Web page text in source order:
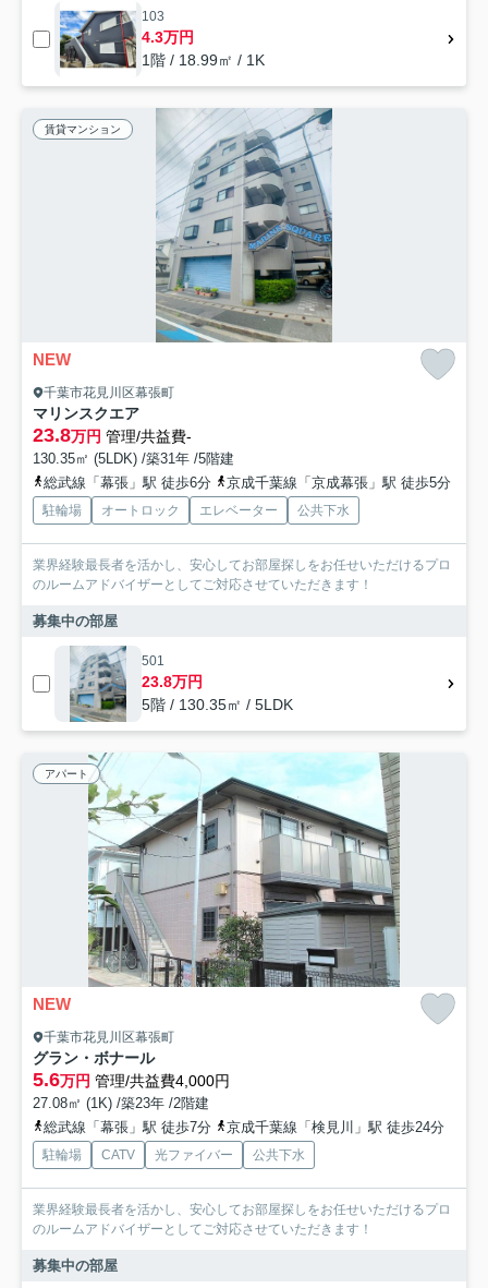
103
4.3万円
1階 / 18.99㎡ / 1K
賃貸マンション
NEW
千葉市花見川区幕張町
マリンスクエア
23.8万円 管理/共益費-
130.35㎡ (5LDK) /築31年 /5階建
総武線「幕張」駅 徒歩6分
京成千葉線「京成幕張」駅 徒歩5分
駐輪場 オートロック エレベーター 公共下水
業界経験最長者を活かし、安心してお部屋探しをお任せいただけるプロ
のルームアドバイザーとしてご対応させていただきます！
募集中の部屋
501
23.8万円
5階 / 130.35㎡ / 5LDK
アパート
NEW
千葉市花見川区幕張町
グラン・ボナール
5.6万円 管理/共益費4,000円
27.08㎡ (1K) /築23年 /2階建
総武線「幕張」駅 徒歩7分
京成千葉線「検見川」駅 徒歩24分
駐輪場 CATV 光ファイバー 公共下水
業界経験最長者を活かし、安心してお部屋探しをお任せいただけるプロ
のルームアドバイザーとしてご対応させていただきます！
募集中の部屋